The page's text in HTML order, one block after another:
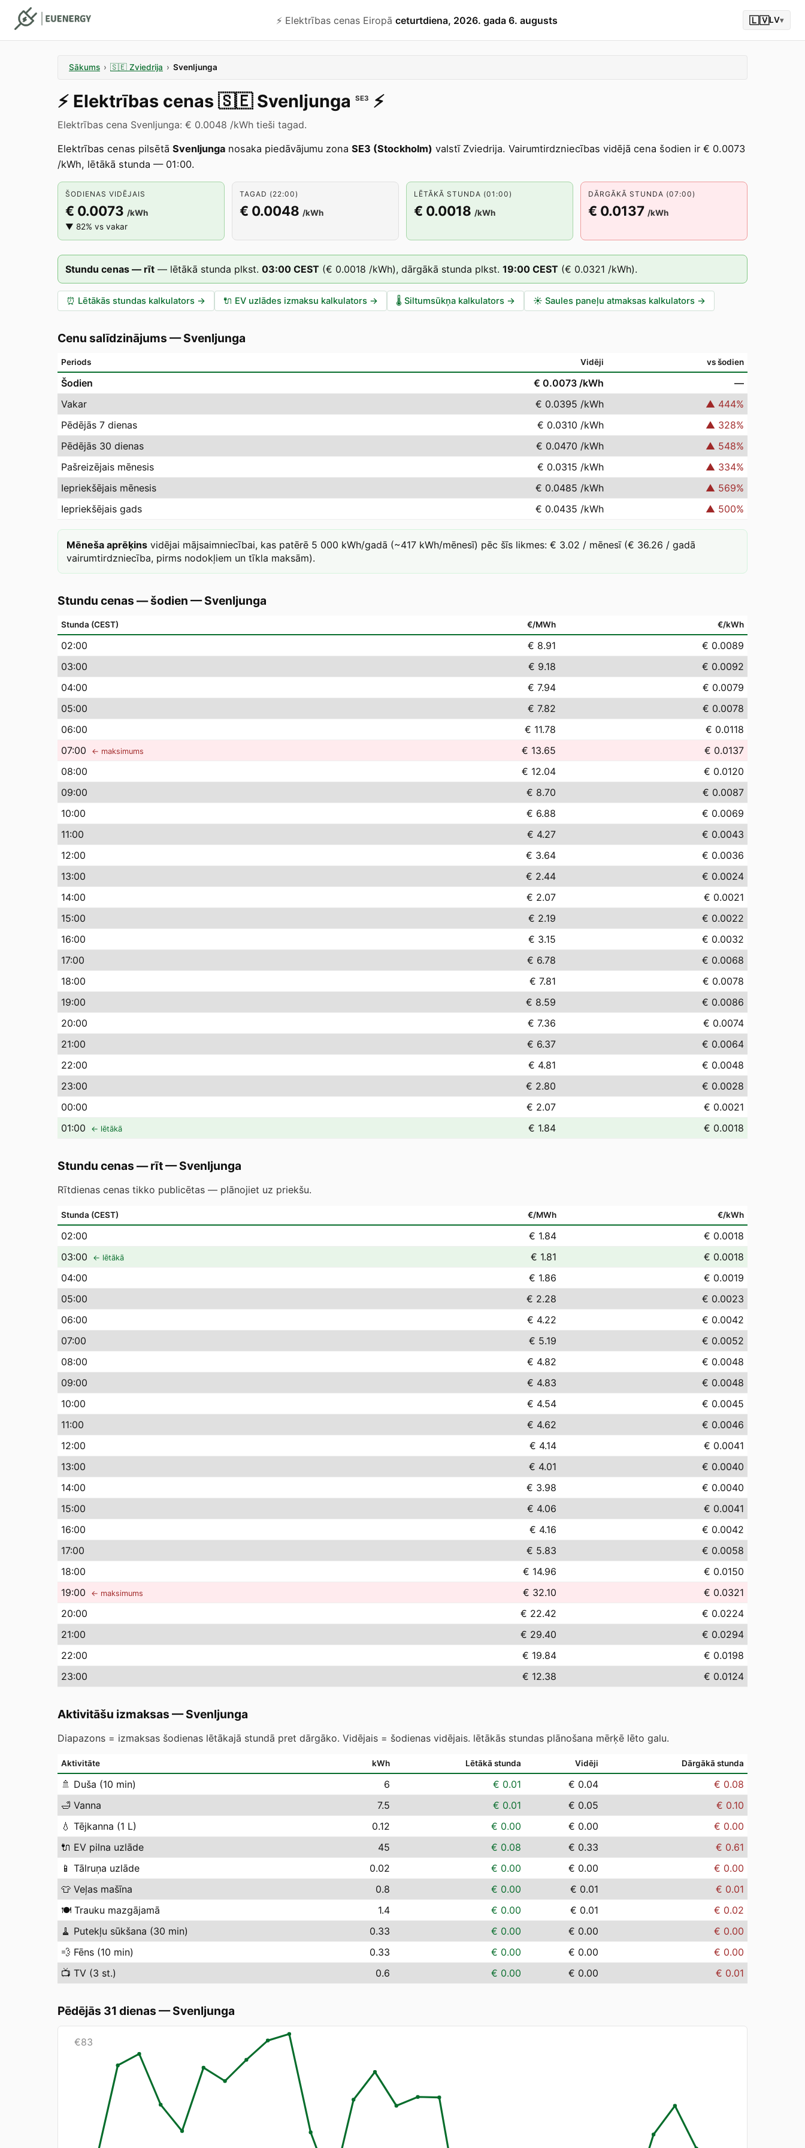
⚡️ Elektrības cenas Eiropā ceturtdiena, 2026. gada 6. augusts 🇱🇻LV▾
Sākums › 🇸🇪 Zviedrija › Svenljunga
⚡️ Elektrības cenas 🇸🇪 Svenljunga SE3 ⚡️
Elektrības cena Svenljunga: € 0.0048 /kWh tieši tagad.
Elektrības cenas pilsētā Svenljunga nosaka piedāvājumu zona SE3 (Stockholm) valstī Zviedrija. Vairumtirdzniecības vidējā cena šodien ir € 0.0073
/kWh, lētākā stunda — 01:00.
ŠODIENAS VIDĒJAIS
€ 0.0073 /kWh
▼ 82% vs vakar
TAGAD (22:00)
€ 0.0048 /kWh
LĒTĀKĀ STUNDA (01:00)
€ 0.0018 /kWh
DĀRGĀKĀ STUNDA (07:00)
€ 0.0137 /kWh
Stundu cenas — rīt — lētākā stunda plkst. 03:00 CEST (€ 0.0018 /kWh), dārgākā stunda plkst. 19:00 CEST (€ 0.0321 /kWh).
⏰ Lētākās stundas kalkulators → 🔌 EV uzlādes izmaksu kalkulators → 🌡️ Siltumsūkņa kalkulators → ☀️ Saules paneļu atmaksas kalkulators →
Cenu salīdzinājums —Svenljunga
Periods Vidēji vs šodien
Šodien € 0.0073 /kWh
—
Vakar
€ 0.0395 /kWh ▲ 444%
Pēdējās 7 dienas
€ 0.0310 /kWh ▲ 328%
Pēdējās 30 dienas
€ 0.0470 /kWh ▲ 548%
Pašreizējais mēnesis
€ 0.0315 /kWh ▲ 334%
Iepriekšējais mēnesis
€ 0.0485 /kWh ▲ 569%
Iepriekšējais gads
€ 0.0435 /kWh ▲ 500%
Mēneša aprēķins vidējai mājsaimniecībai, kas patērē 5 000 kWh/gadā (~417 kWh/mēnesī) pēc šīs likmes: € 3.02 / mēnesī (€ 36.26 / gadā
vairumtirdzniecība, pirms nodokļiem un tīkla maksām).
Stundu cenas — šodien —Svenljunga
Stunda (CEST) €/MWh €/kWh
02:00 € 8.91
€ 0.0089
03:00 € 9.18
€ 0.0092
04:00 € 7.94
€ 0.0079
05:00 € 7.82
€ 0.0078
06:00 € 11.78
€ 0.0118
07:00 ← maksimums € 13.65
€ 0.0137
08:00 € 12.04
€ 0.0120
09:00 € 8.70
€ 0.0087
10:00 € 6.88
€ 0.0069
11:00 € 4.27
€ 0.0043
12:00 € 3.64
€ 0.0036
13:00 € 2.44
€ 0.0024
14:00 € 2.07
€ 0.0021
15:00 € 2.19
€ 0.0022
16:00 € 3.15
€ 0.0032
17:00 € 6.78
€ 0.0068
18:00 € 7.81
€ 0.0078
19:00 € 8.59
€ 0.0086
20:00 € 7.36
€ 0.0074
21:00 € 6.37
€ 0.0064
22:00 € 4.81
€ 0.0048
23:00 € 2.80
€ 0.0028
00:00 € 2.07
€ 0.0021
01:00 ← lētākā € 1.84 € 0.0018
Stundu cenas — rīt—Svenljunga
Rītdienas cenas tikko publicētas — plānojiet uz priekšu.
Stunda (CEST) €/MWh €/kWh
02:00 € 1.84
€ 0.0018
03:00 ← lētākā € 1.81
€ 0.0018
04:00 € 1.86
€ 0.0019
05:00 € 2.28
€ 0.0023
06:00 € 4.22
€ 0.0042
07:00 € 5.19
€ 0.0052
08:00 € 4.82
€ 0.0048
09:00 € 4.83
€ 0.0048
10:00 € 4.54
€ 0.0045
11:00 € 4.62
€ 0.0046
12:00 € 4.14
€ 0.0041
13:00 € 4.01
€ 0.0040
14:00 € 3.98
€ 0.0040
15:00 € 4.06
€ 0.0041
16:00 € 4.16
€ 0.0042
17:00 € 5.83
€ 0.0058
18:00 € 14.96
€ 0.0150
19:00 ← maksimums € 32.10
€ 0.0321
20:00 € 22.42
€ 0.0224
21:00 € 29.40
€ 0.0294
22:00 € 19.84
€ 0.0198
23:00 € 12.38 € 0.0124
Aktivitāšu izmaksas —Svenljunga
Diapazons = izmaksas šodienas lētākajā stundā pret dārgāko. Vidējais = šodienas vidējais. lētākās stundas plānošana mērķē lēto galu.
Aktivitāte kWh Lētākā stunda Vidēji Dārgākā stunda
🚿 Duša (10 min) 6 € 0.01 € 0.04
€ 0.08
🛁 Vanna 7.5 € 0.01 € 0.05
€ 0.10
💧 Tējkanna (1 L) 0.12 € 0.00 € 0.00
€ 0.00
🔌 EV pilna uzlāde 45 € 0.08 € 0.33
€ 0.61
📱 Tālruņa uzlāde 0.02 € 0.00 € 0.00
€ 0.00
👕 Veļas mašīna 0.8 € 0.00 € 0.01
€ 0.01
🍽️ Trauku mazgājamā 1.4 € 0.00 € 0.01
€ 0.02
🧹 Putekļu sūkšana (30 min) 0.33 € 0.00 € 0.00
€ 0.00
💨 Fēns (10 min) 0.33 € 0.00 € 0.00
€ 0.00
📺 TV (3 st.) 0.6 € 0.00 € 0.00 € 0.01
Pēdējās 31 dienas —Svenljunga
€83